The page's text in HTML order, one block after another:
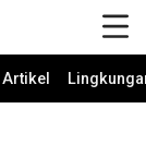
Artikel